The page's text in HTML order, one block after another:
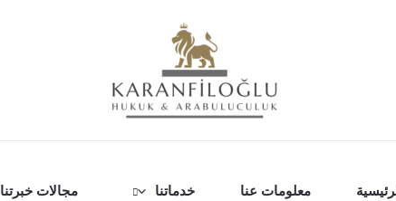
معلومات عنا خدماتنا مجالات خبرتنا